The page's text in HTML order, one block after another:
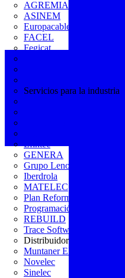
AGREMIA
ASINEM
Europacable
FACEL
Fegicat
Servicios para la industria
Efintec
GENERA
Grupo Lenor
Iberdrola
MATELEC
Plan Reforma
Programación Integral
REBUILD
Trace Software
Distribuidor
Muntaner Electro
Novelec
Sinelec